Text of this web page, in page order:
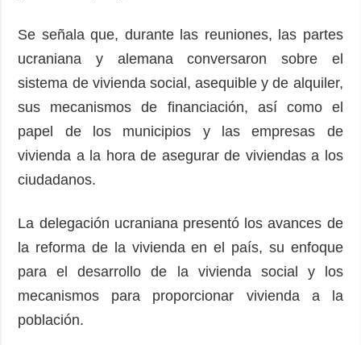
Se señala que, durante las reuniones, las partes
ucraniana y alemana conversaron sobre el
sistema de vivienda social, asequible y de alquiler,
sus mecanismos de financiación, así como el
papel de los municipios y las empresas de
vivienda a la hora de asegurar de viviendas a los
ciudadanos.
La delegación ucraniana presentó los avances de
la reforma de la vivienda en el país, su enfoque
para el desarrollo de la vivienda social y los
mecanismos para proporcionar vivienda a la
población.